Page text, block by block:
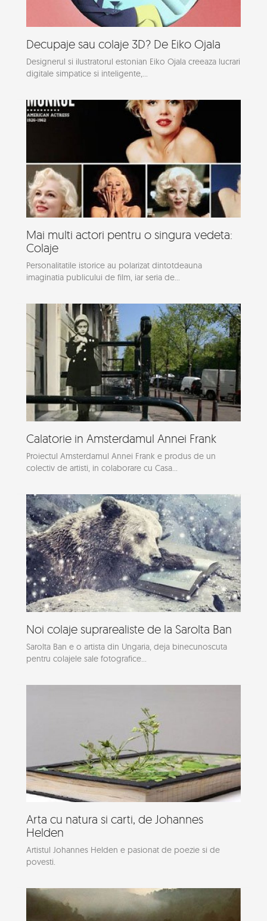
Decupaje sau colaje 3D? De Eiko Ojala
Designerul si ilustratorul estonian Eiko Ojala creeaza lucrari
digitale simpatice si inteligente,...
Mai multi actori pentru o singura vedeta:
Colaje
Personalitatile istorice au polarizat dintotdeauna
imaginatia publicului de film, iar seria de...
Calatorie in Amsterdamul Annei Frank
Proiectul Amsterdamul Annei Frank e produs de un
colectiv de artisti, in colaborare cu Casa...
Noi colaje suprarealiste de la Sarolta Ban
Sarolta Ban e o artista din Ungaria, deja binecunoscuta
pentru colajele sale fotografice...
Arta cu natura si carti, de Johannes
Helden
Artistul Johannes Helden e pasionat de poezie si de
povesti.